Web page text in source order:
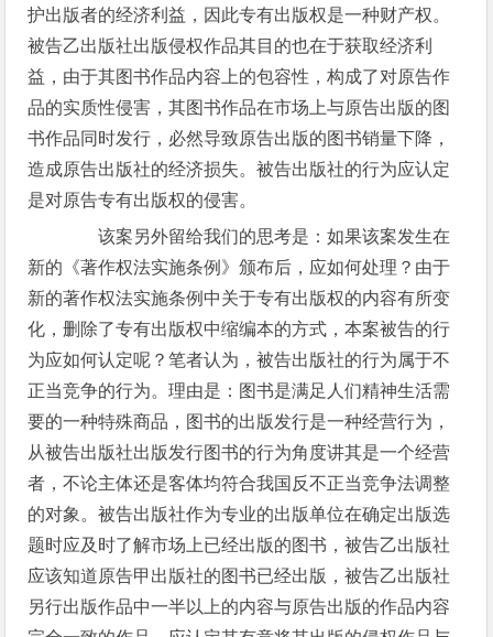
护出版者的经济利益，因此专有出版权是一种财产权。
被告乙出版社出版侵权作品其目的也在于获取经济利
益，由于其图书作品内容上的包容性，构成了对原告作
品的实质性侵害，其图书作品在市场上与原告出版的图
书作品同时发行，必然导致原告出版的图书销量下降，
造成原告出版社的经济损失。被告出版社的行为应认定
是对原告专有出版权的侵害。
该案另外留给我们的思考是：如果该案发生在
新的《著作权法实施条例》颁布后，应如何处理？由于
新的著作权法实施条例中关于专有出版权的内容有所变
化，删除了专有出版权中缩编本的方式，本案被告的行
为应如何认定呢？笔者认为，被告出版社的行为属于不
正当竞争的行为。理由是：图书是满足人们精神生活需
要的一种特殊商品，图书的出版发行是一种经营行为，
从被告出版社出版发行图书的行为角度讲其是一个经营
者，不论主体还是客体均符合我国反不正当竞争法调整
的对象。被告出版社作为专业的出版单位在确定出版选
题时应及时了解市场上已经出版的图书，被告乙出版社
应该知道原告甲出版社的图书已经出版，被告乙出版社
另行出版作品中一半以上的内容与原告出版的作品内容